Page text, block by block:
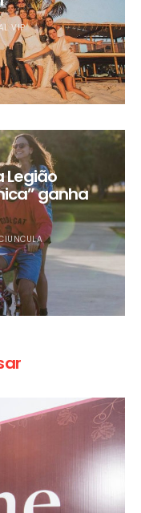
VIP
Legião
ganha